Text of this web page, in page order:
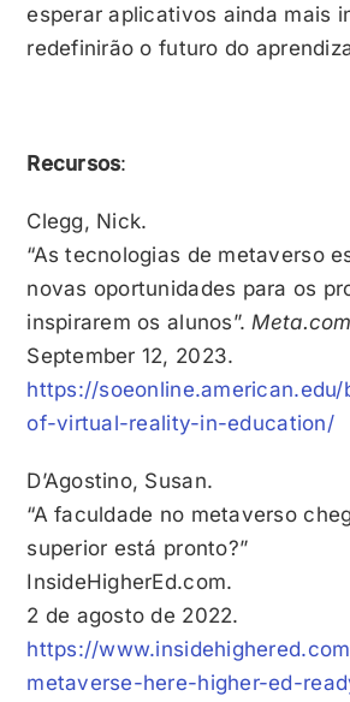
esperar aplicativos ainda mais
redefinirão o futuro do
Recursos:
Clegg, Nick.
“As tecnologias de metaverso
novas oportunidades para os
inspirarem os alunos”. Meta.com
September 12, 2023.
https://
of-virtual-reality-in-education/
D’Agostino, Susan.
“A faculdade no metaverso
superior está pronto?”
InsideHigherEd.com.
2 de agosto de 2022.
https://
metaverse-here-higher-ed-